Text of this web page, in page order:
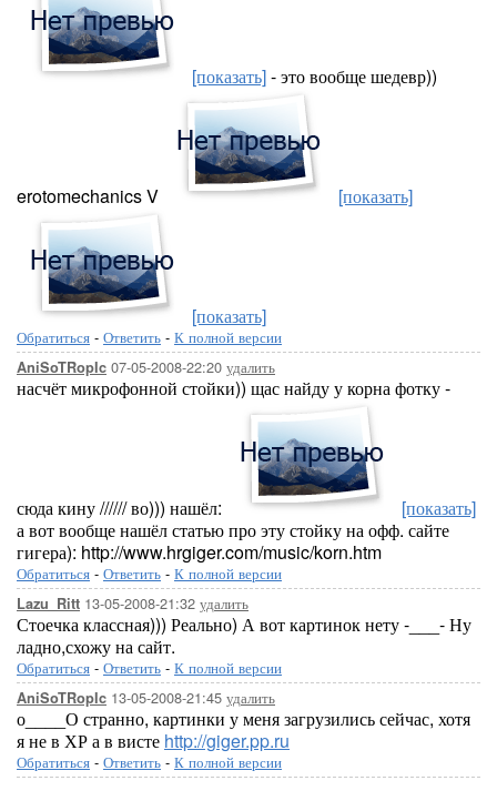
[показать]- это вообще шедевр))
erotomechanics V [показать]
[показать]
Обратиться - Ответить - К полной версии
AniSoTRopIc 07-05-2008-22:20 удалить
насчёт микрофонной стойки)) щас найду у корна фотку -
сюда кину ////// во))) нашёл:
[показать]
а вот вообще нашёл статью про эту стойку на офф. сайте
гигера): http://www.hrgiger.com/music/korn.htm
Обратиться - Ответить - К полной версии
Lazu_Ritt 13-05-2008-21:32 удалить
Стоечка классная))) Реально) А вот картинок нету -___- Ну
ладно,схожу на сайт.
Обратиться - Ответить - К полной версии
AniSoTRopIc 13-05-2008-21:45 удалить
о____О странно, картинки у меня загрузились сейчас, хотя
я не в ХР а в висте http://giger.pp.ru
Обратиться - Ответить - К полной версии